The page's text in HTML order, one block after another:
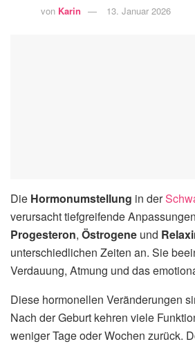
von Karin 13. Januar 2026
Die Hormonumstellung in der
verursacht tiefgreifende
Progesteron, Östrogene und
unterschiedlichen Zeiten an. Sie
Verdauung, Atmung und das
Diese hormonellen Veränderungen
Nach der Geburt kehren viele
weniger Tage oder Wochen zurück.